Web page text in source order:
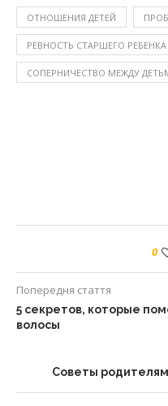
ОТНОШЕНИЯ ДЕТЕЙ
РЕВНОСТЬ СТАРШЕГО
СОПЕРНИЧЕСТВО МЕЖДУ
0
Попередня стаття
5 секретов, которые
волосы
Советы